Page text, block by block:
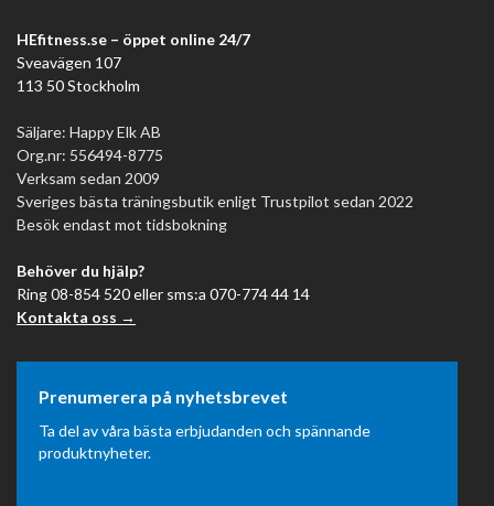
HEfitness.se – öppet online 24/7
Sveavägen 107
113 50 Stockholm
Säljare: Happy Elk AB
Org.nr: 556494-8775
Verksam sedan 2009
Sveriges bästa träningsbutik enligt Trustpilot sedan 2022
Besök endast mot tidsbokning
Behöver du hjälp?
Ring 08-854 520 eller sms:a 070-774 44 14
Kontakta oss →
Prenumerera på nyhetsbrevet
Ta del av våra bästa erbjudanden och spännande
produktnyheter.